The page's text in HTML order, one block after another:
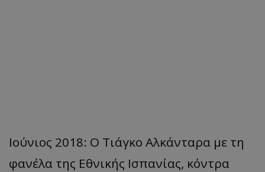
Ιούνιος 2018: Ο Τιάγκο Αλκάνταρα με τη
φανέλα της Εθνικής Ισπανίας, κόντρα